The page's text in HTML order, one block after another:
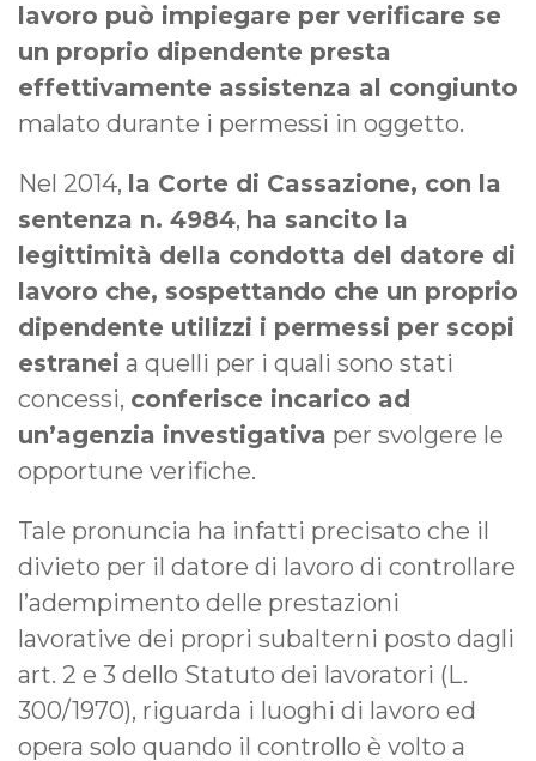
lavoro può impiegare per verificare se
un proprio dipendente presta
effettivamente assistenza al congiunto
malato durante i permessi in oggetto.
Nel 2014, la Corte di Cassazione, con la
sentenza n. 4984, ha sancito la
legittimità della condotta del datore di
lavoro che, sospettando che un proprio
dipendente utilizzi i permessi per scopi
estranei a quelli per i quali sono stati
concessi, conferisce incarico ad
un’agenzia investigativa per svolgere le
opportune verifiche.
Tale pronuncia ha infatti precisato che il
divieto per il datore di lavoro di controllare
l’adempimento delle prestazioni
lavorative dei propri subalterni posto dagli
art. 2 e 3 dello Statuto dei lavoratori (L.
300/1970), riguarda i luoghi di lavoro ed
opera solo quando il controllo è volto a